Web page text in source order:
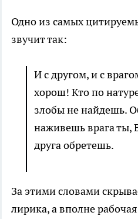
Одно из самых
звучит так:
И с другом, и с
хорош! Кто по
злобы не найдешь.
наживешь врага
друга обретешь.
За этими словами
лирика, а вполне